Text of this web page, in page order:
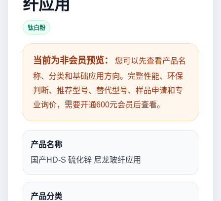
纤应用
钛白粉
当前为非会员预览：
您可以先查看产品名
称、分类和基础应用方向。完整性能、环保
判断、推荐型号、替代型号、样品申请和专
业询价，需要开通600元会员后查看。
产品名称
国产HD-S 硫化锌 尼龙玻纤应用
产品分类